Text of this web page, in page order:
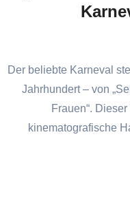
Der beliebte Karneval
Jahrhundert – von
Frauen“.
kinematografische